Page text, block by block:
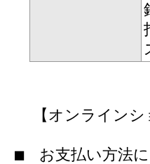
【オンラインシ
■ お支払い方法に